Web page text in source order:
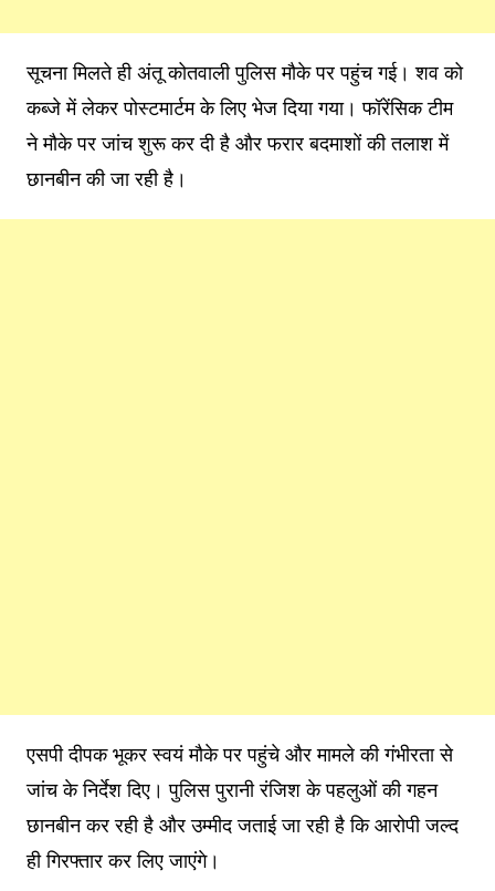
सूचना मिलते ही अंतू कोतवाली पुलिस मौके पर पहुंच गई। शव को
कब्जे में लेकर पोस्टमार्टम के लिए भेज दिया गया। फॉरेंसिक टीम
ने मौके पर जांच शुरू कर दी है और फरार बदमाशों की तलाश में
छानबीन की जा रही है।
एसपी दीपक भूकर स्वयं मौके पर पहुंचे और मामले की गंभीरता से
जांच के निर्देश दिए। पुलिस पुरानी रंजिश के पहलुओं की गहन
छानबीन कर रही है और उम्मीद जताई जा रही है कि आरोपी जल्द
ही गिरफ्तार कर लिए जाएंगे।